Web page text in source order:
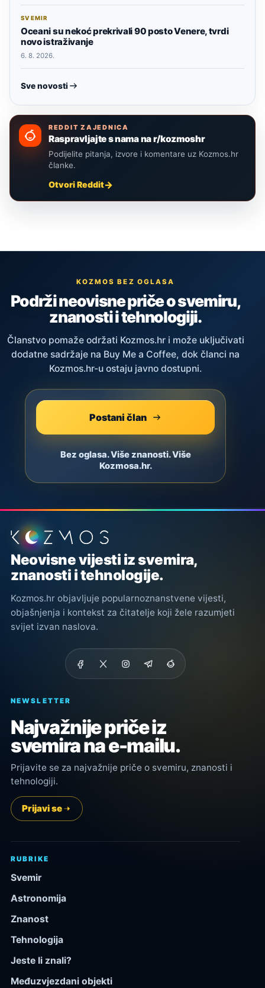
SVEMIR
Oceani su nekoć prekrivali 90 posto Venere, tvrdi
novo istraživanje
6. 8. 2026.
Sve novosti
REDDIT ZAJEDNICA
Raspravljajte s nama na r/kozmoshr
Podijelite pitanja, izvore i komentare uz Kozmos.hr
članke.
Otvori Reddit
KOZMOS BEZ OGLASA
Podrži neovisne priče o svemiru,
znanosti i tehnologiji.
Članstvo pomaže održati Kozmos.hr i može uključivati
dodatne sadržaje na Buy Me a Coffee, dok članci na
Kozmos.hr-u ostaju javno dostupni.
Postani član
Bez oglasa. Više znanosti. Više
Kozmosa.hr.
Podnožje stranice
Neovisne vijesti iz svemira,
znanosti i tehnologije.
Kozmos.hr objavljuje popularnoznanstvene vijesti,
objašnjenja i kontekst za čitatelje koji žele razumjeti
svijet izvan naslova.
NEWSLETTER
Najvažnije priče iz
svemira na e-mailu.
Prijavite se za najvažnije priče o svemiru, znanosti i
tehnologiji.
Prijavi se
RUBRIKE
Svemir
Astronomija
Znanost
Tehnologija
Jeste li znali?
Međuzvjezdani objekti